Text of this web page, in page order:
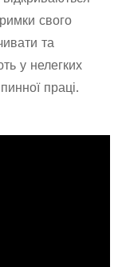
свого
та
у нелегких
праці.